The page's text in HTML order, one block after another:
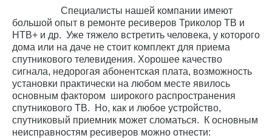
Специалисты нашей компании имеют
большой опыт в ремонте ресиверов Триколор ТВ и
НТВ+ и др. Уже тяжело встретить человека, у которого
дома или на даче не стоит комплект для приема
спутникового телевидения. Хорошее качество
сигнала, недорогая абонентская плата, возможность
установки практически на любом месте явилось
основным фактором широкого распространения
спутникового ТВ. Но, как и любое устройство,
спутниковый приемник может сломаться. К основным
неисправностям ресиверов можно отнести: